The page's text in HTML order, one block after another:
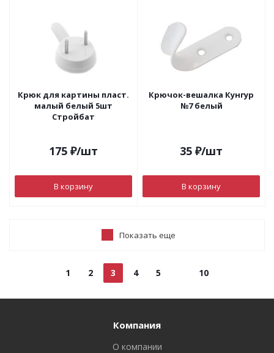
Крюк для картины пласт.
малый белый 5шт
Стройбат
175 ₽/шт
В корзину
Крючок-вешалка Кунгур
№7 белый
35 ₽/шт
В корзину
Показать еще
1 2 3 4 5 10
Компания
О компании